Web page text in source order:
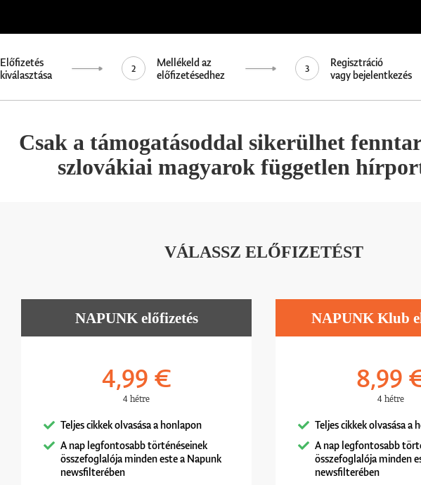
Előfizetés
kiválasztása
2
Mellékeld az
előfizetésedhez
3
Regisztráció
vagy bejelentkezés
Csak a támogatásoddal sikerülhet
szlovákiai magyarok független
VÁLASSZ ELŐFIZETÉST
NAPUNK előfizetés
4,99 €
4 hétre
Teljes cikkek olvasása a honlapon
A nap legfontosabb történéseinek
összefoglalója minden este a Napunk
newsfilterében
NAPUNK Klub
8,99
4 hétre
Teljes cikkek olvasása a
A nap legfontosabb
összefoglalója minden
newsfilterében